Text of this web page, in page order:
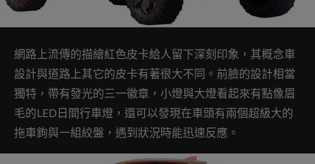
網路上流傳的描繪紅色皮卡給人留下深刻印象，其概念車
設計與道路上其它的皮卡有著很大不同。前臉的設計相當
獨特，帶有發光的三一徽章，小燈與大燈看起來有點像眉
毛的LED日間行車燈，還可以發現在車頭有兩個超級大的
拖車鉤與一組絞盤，遇到狀況時能迅速反應。